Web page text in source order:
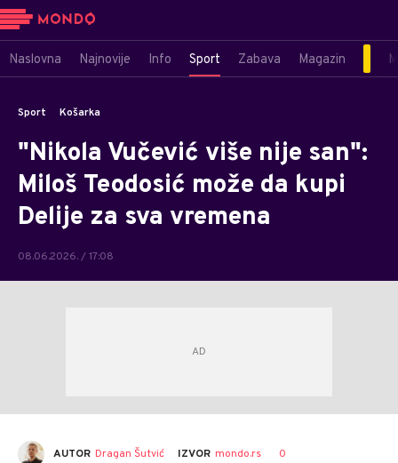
Naslovna Najnovije Info Sport Zabava Magazin
Sport Košarka
"Nikola Vučević više nije san":
Miloš Teodosić može da kupi
Delije za sva vremena
08.06.2026. / 17:08
AUTOR Dragan Šutvić IZVOR mondo.rs 0